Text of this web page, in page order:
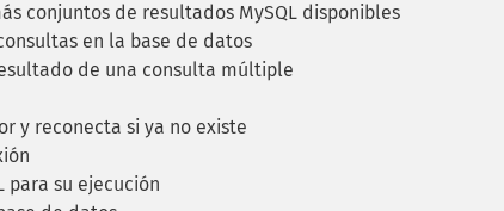
conjuntos de resultados MySQL disponibles
en la base de datos
de una consulta múltiple
y reconecta si ya no existe
para su ejecución